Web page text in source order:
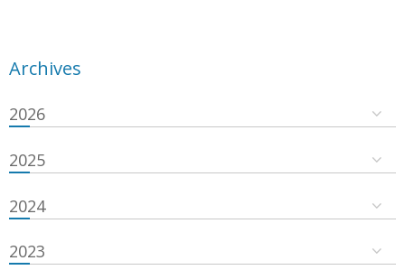
Archives
2026
2025
2024
2023